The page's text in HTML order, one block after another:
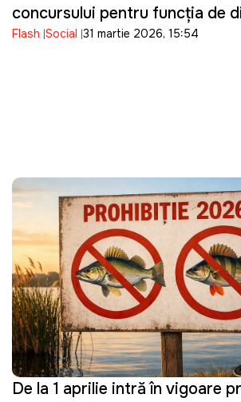
concursului pentru funcția de
ANRE
Flash Social 31 martie 2026, 15:54
De la 1 aprilie intră în vigoare